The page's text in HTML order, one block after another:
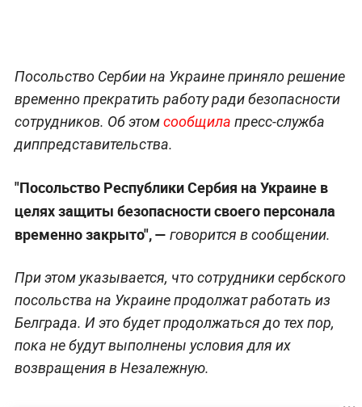
Посольство Сербии на Украине приняло решение
временно прекратить работу ради безопасности
сотрудников. Об этомсообщила пресс-служба
диппредставительства.
"Посольство Республики Сербия на Украине в
целях защиты безопасности своего персонала
временно закрыто",— говорится в сообщении.
При этом указывается, что сотрудники сербского
посольства на Украине продолжат работать из
Белграда. И это будет продолжаться до тех пор,
пока не будут выполнены условия для их
возвращения в Незалежную.